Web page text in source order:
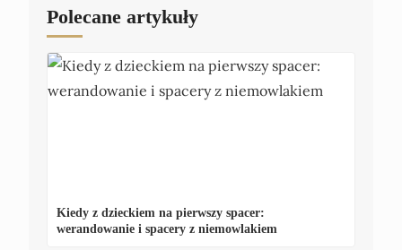
Polecane artykuły
Kiedy z dzieckiem na pierwszy spacer:
werandowanie i spacery z niemowlakiem